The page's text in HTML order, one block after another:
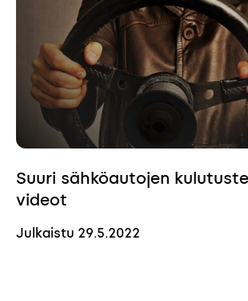
Suuri sähköautojen
videot
Julkaistu 29.5.2022